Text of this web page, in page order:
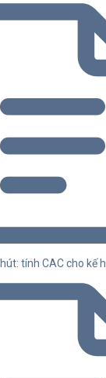
tính CAC cho kế